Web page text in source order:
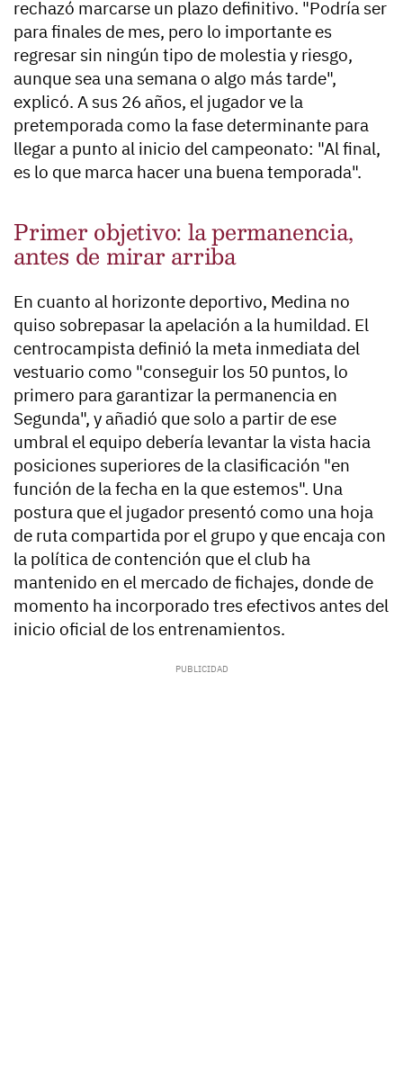
rechazó marcarse un plazo definitivo. "Podría ser
para finales de mes, pero lo importante es
regresar sin ningún tipo de molestia y riesgo,
aunque sea una semana o algo más tarde",
explicó. A sus 26 años, el jugador ve la
pretemporada como la fase determinante para
llegar a punto al inicio del campeonato: "Al final,
es lo que marca hacer una buena temporada".
Primer objetivo: la permanencia,
antes de mirar arriba
En cuanto al horizonte deportivo, Medina no
quiso sobrepasar la apelación a la humildad. El
centrocampista definió la meta inmediata del
vestuario como "conseguir los 50 puntos, lo
primero para garantizar la permanencia en
Segunda", y añadió que solo a partir de ese
umbral el equipo debería levantar la vista hacia
posiciones superiores de la clasificación "en
función de la fecha en la que estemos". Una
postura que el jugador presentó como una hoja
de ruta compartida por el grupo y que encaja con
la política de contención que el club ha
mantenido en el mercado de fichajes, donde de
momento ha incorporado tres efectivos antes del
inicio oficial de los entrenamientos.